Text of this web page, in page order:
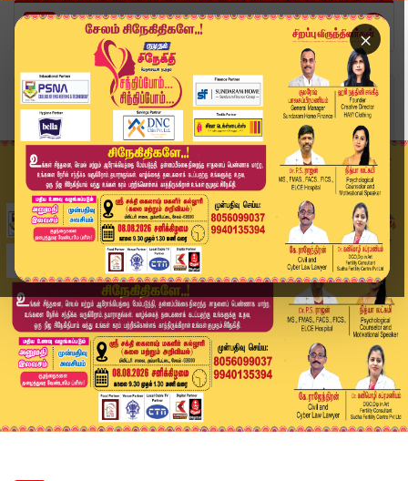
×
Home
உலகம்
இந்தியா - மாலத்தீவு இடையே ஒப்பந்தம் கையெழுத்து!